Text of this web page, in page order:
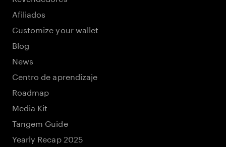
Afiliados
Customize your wallet
Blog
News
Centro de aprendizaje
Roadmap
Media Kit
Tangem Guide
Yearly Recap 2025